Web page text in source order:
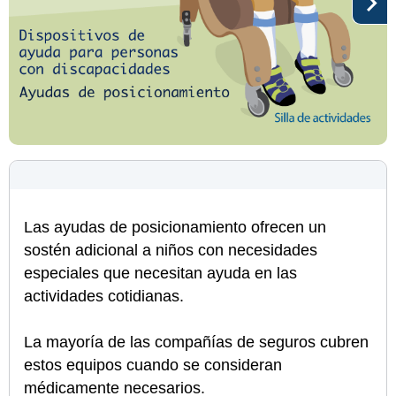
Las ayudas de posicionamiento ofrecen un
sostén adicional a niños con necesidades
especiales que necesitan ayuda en las
actividades cotidianas.
La mayoría de las compañías de seguros cubren
estos equipos cuando se consideran
médicamente necesarios.